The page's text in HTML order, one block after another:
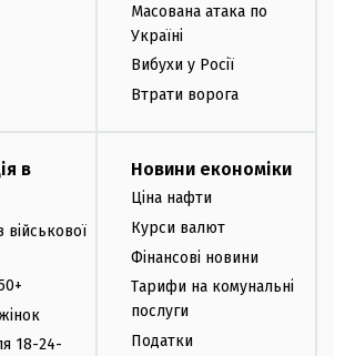
Масована атака по
Україні
Вибухи у Росії
Втрати ворога
в
військової
18-24-
Новини економіки
Ціна нафти
Курси валют
Фінансові новини
Тарифи на комунальні
послуги
Податки